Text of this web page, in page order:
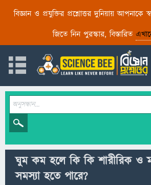
বিজ্ঞান ও প্রযুক্তির প্রশ্নোত্তর দুনিয়ায় আপনাকে
জিতে নিন পুরস্কার, বিস্তারিত
ঘুম কম হলে কি কি শারীরিক ও
সমস্যা হতে পারে?